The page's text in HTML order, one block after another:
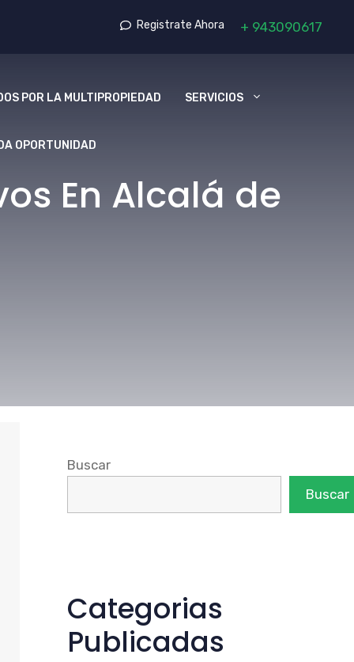
Registrate Ahora + 943090617
POR LA MULTIPROPIEDAD SERVICIOS
OPORTUNIDAD
En Alcalá de
Buscar
Buscar
Categorias
Publicadas